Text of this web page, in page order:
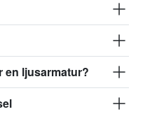
en ljusarmatur?